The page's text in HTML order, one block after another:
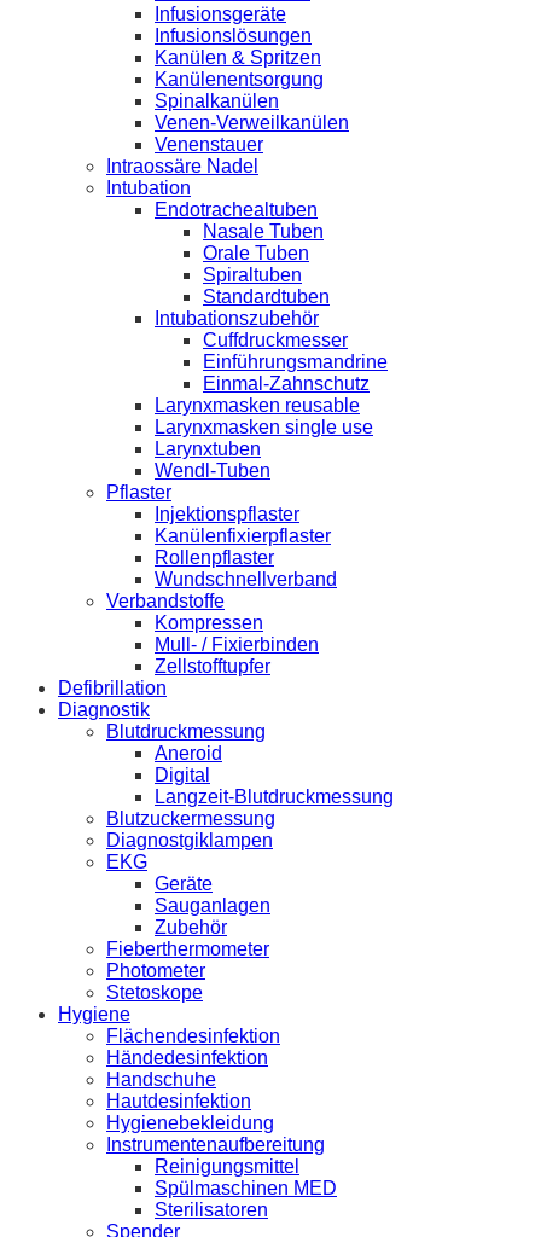
Infusionsgeräte
Infusionslösungen
Kanülen & Spritzen
Kanülenentsorgung
Spinalkanülen
Venen-Verweilkanülen
Venenstauer
Intraossäre Nadel
Intubation
Endotrachealtuben
Nasale Tuben
Orale Tuben
Spiraltuben
Standardtuben
Intubationszubehör
Cuffdruckmesser
Einführungsmandrine
Einmal-Zahnschutz
Larynxmasken reusable
Larynxmasken single use
Larynxtuben
Wendl-Tuben
Pflaster
Injektionspflaster
Kanülenfixierpflaster
Rollenpflaster
Wundschnellverband
Verbandstoffe
Kompressen
Mull- / Fixierbinden
Zellstofftupfer
Defibrillation
Diagnostik
Blutdruckmessung
Aneroid
Digital
Langzeit-Blutdruckmessung
Blutzuckermessung
Diagnostgiklampen
EKG
Geräte
Sauganlagen
Zubehör
Fieberthermometer
Photometer
Stetoskope
Hygiene
Flächendesinfektion
Händedesinfektion
Handschuhe
Hautdesinfektion
Hygienebekleidung
Instrumentenaufbereitung
Reinigungsmittel
Spülmaschinen MED
Sterilisatoren
Spender